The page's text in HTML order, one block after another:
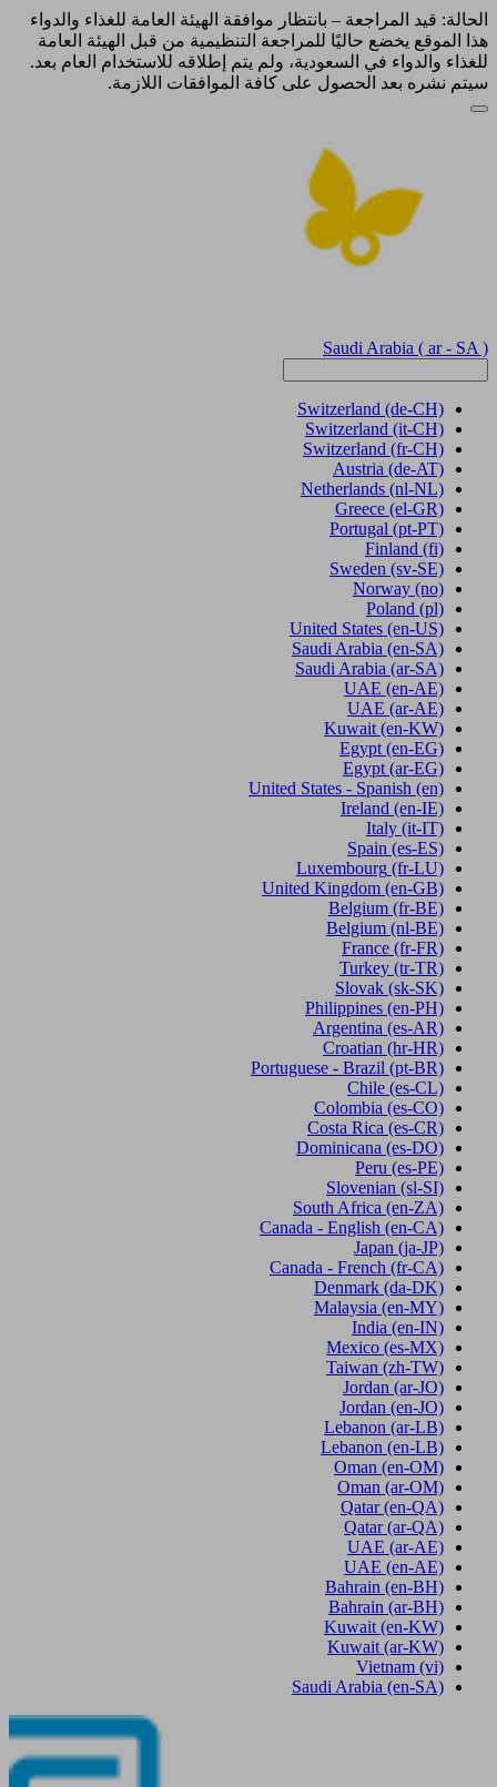
الحالة: قيد المراجعة – بانتظار موافقة الهيئة العامة للغذاء والدواء
هذا الموقع يخضع حاليًا للمراجعة التنظيمية من قبل الهيئة العامة
للغذاء والدواء في السعودية، ولم يتم إطلاقه للاستخدام العام بعد.
سيتم نشره بعد الحصول على كافة الموافقات اللازمة.
Saudi Arabia ( ar - SA )
Switzerland (de-CH)
Switzerland (it-CH)
Switzerland (fr-CH)
Austria (de-AT)
Netherlands (nl-NL)
Greece (el-GR)
Portugal (pt-PT)
Finland (fi)
Sweden (sv-SE)
Norway (no)
Poland (pl)
United States (en-US)
Saudi Arabia (en-SA)
Saudi Arabia (ar-SA)
UAE (en-AE)
UAE (ar-AE)
Kuwait (en-KW)
Egypt (en-EG)
Egypt (ar-EG)
United States - Spanish (en)
Ireland (en-IE)
Italy (it-IT)
Spain (es-ES)
Luxembourg (fr-LU)
United Kingdom (en-GB)
Belgium (fr-BE)
Belgium (nl-BE)
France (fr-FR)
Turkey (tr-TR)
Slovak (sk-SK)
Philippines (en-PH)
Argentina (es-AR)
Croatian (hr-HR)
Portuguese - Brazil (pt-BR)
Chile (es-CL)
Colombia (es-CO)
Costa Rica (es-CR)
Dominicana (es-DO)
Peru (es-PE)
Slovenian (sl-SI)
South Africa (en-ZA)
Canada - English (en-CA)
Japan (ja-JP)
Canada - French (fr-CA)
Denmark (da-DK)
Malaysia (en-MY)
India (en-IN)
Mexico (es-MX)
Taiwan (zh-TW)
Jordan (ar-JO)
Jordan (en-JO)
Lebanon (ar-LB)
Lebanon (en-LB)
Oman (en-OM)
Oman (ar-OM)
Qatar (en-QA)
Qatar (ar-QA)
UAE (ar-AE)
UAE (en-AE)
Bahrain (en-BH)
Bahrain (ar-BH)
Kuwait (en-KW)
Kuwait (ar-KW)
Vietnam (vi)
Saudi Arabia (en-SA)